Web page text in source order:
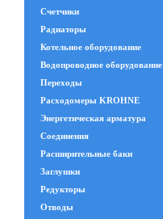
Счетчики
Радиаторы
Котельное оборудование
Водопроводное оборудование
Переходы
Расходомеры KROHNE
Энергетическая арматура
Соединения
Расширительные баки
Заглушки
Редукторы
Отводы